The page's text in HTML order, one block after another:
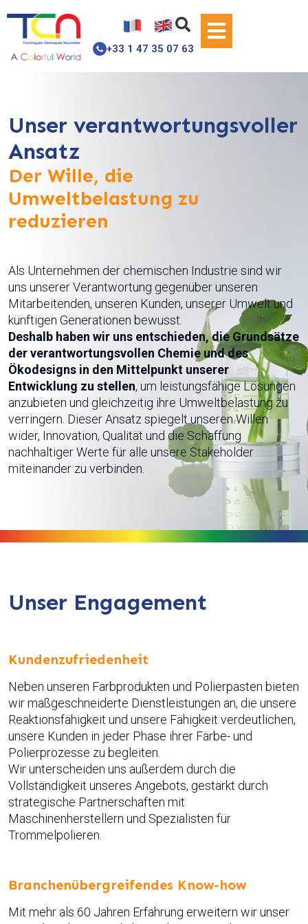
+33 1 47 35 07 63
Unser verantwortungsvoller
Ansatz
Der Wille, die
Umweltbelastung zu
reduzieren
Als Unternehmen der chemischen Industrie sind wir
uns unserer Verantwortung gegenüber unseren
Mitarbeitenden, unseren Kunden, unserer Umwelt und
künftigen Generationen bewusst.
Deshalb haben wir uns entschieden, die Grundsätze
der verantwortungsvollen Chemie und des
Ökodesigns in den Mittelpunkt unserer
Entwicklung zu stellen, um leistungsfähige Lösungen
anzubieten und gleichzeitig ihre Umweltbelastung zu
verringern. Dieser Ansatz spiegelt unseren Willen
wider, Innovation, Qualität und die Schaffung
nachhaltiger Werte für alle unsere Stakeholder
miteinander zu verbinden.
Unser Engagement
Kundenzufriedenheit
Neben unseren Farbprodukten und Polierpasten bieten
wir maßgeschneiderte Dienstleistungen an, die unsere
Reaktionsfähigkeit und unsere Fähigkeit verdeutlichen,
unsere Kunden in jeder Phase ihrer Färbe- und
Polierprozesse zu begleiten.
Wir unterscheiden uns außerdem durch die
Vollständigkeit unseres Angebots, gestärkt durch
strategische Partnerschaften mit
Maschinenherstellern und Spezialisten für
Trommelpolieren.
Branchenübergreifendes Know-how
Mit mehr als 60 Jahren Erfahrung erweitern wir unser